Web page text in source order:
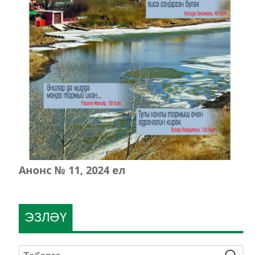
Анонс № 11, 2024 ел
ЭЗЛӘҮ